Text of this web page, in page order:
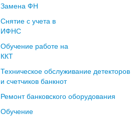
Замена ФН
Снятие с учета в
ИФНС
Обучение работе на
ККТ
Техническое обслуживание детекторов
и счетчиков банкнот
Ремонт банковского оборудования
Обучение